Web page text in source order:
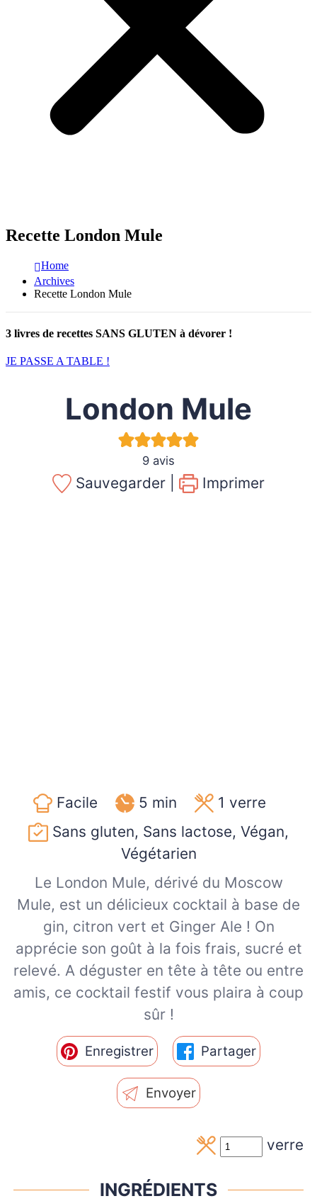
Recette London Mule
Home
Archives
Recette London Mule
3 livres de recettes SANS GLUTEN à dévorer !
JE PASSE A TABLE !
London Mule
9 avis
Sauvegarder | Imprimer
Facile 5 min 1 verre
Sans gluten, Sans lactose, Végan,
Végétarien
Le London Mule, dérivé du Moscow
Mule, est un délicieux cocktail à base de
gin, citron vert et Ginger Ale ! On
apprécie son goût à la fois frais, sucré et
relevé. A déguster en tête à tête ou entre
amis, ce cocktail festif vous plaira à coup
sûr !
Enregistrer Partager
Envoyer
verre
INGRÉDIENTS